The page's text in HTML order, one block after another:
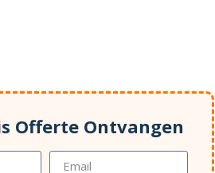
Offerte Ontvangen